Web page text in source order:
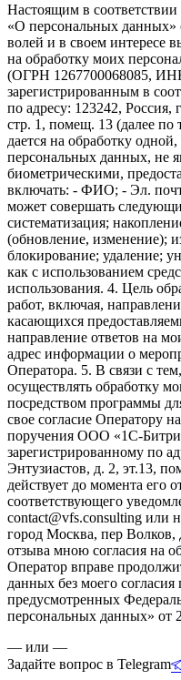
Настоящим в
«О персональных данных»
волей и в своем интересе
на обработку моих
(ОГРН 1267700068085,
зарегистрированным в
по адресу: 123242,
стр. 1, помещ. 13 (далее по
дается на обработку
персональных данных, не
биометрическими,
включать: - ФИО; - Эл.
может совершать
систематизация;
(обновление, изменение);
блокирование; удаление;
как с использованием
использования. 4. Цель
работ, включая,
касающихся
направление ответов на
адрес информации о
Оператора. 5. В связи с
осуществлять обработку
посредством программы
свое согласие Оператору
поручения ООО «1С-
зарегистрированному по
Энтузиастов, д. 2, эт.13,
действует до момента его
соответствующего
contact@vfs.consulting или
город Москва, пер Волков,
отзыва мною согласия на
Оператор вправе
данных без моего
предусмотренных
персональных данных» от
— или —
Задайте вопрос в Telegram